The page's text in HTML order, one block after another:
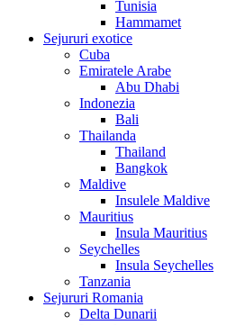
Tunisia
Hammamet
Sejururi exotice
Cuba
Emiratele Arabe
Abu Dhabi
Indonezia
Bali
Thailanda
Thailand
Bangkok
Maldive
Insulele Maldive
Mauritius
Insula Mauritius
Seychelles
Insula Seychelles
Tanzania
Sejururi Romania
Delta Dunarii